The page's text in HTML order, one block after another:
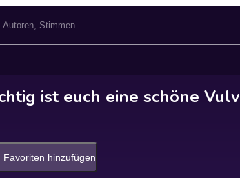
ist euch eine schöne
Favoriten hinzufügen